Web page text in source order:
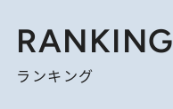
RANKING
ランキング